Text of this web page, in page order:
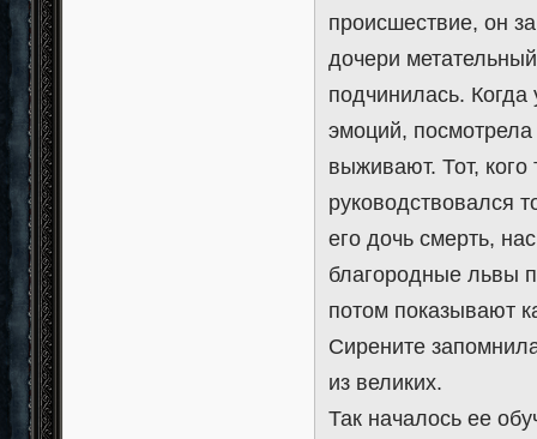
происшествие, он
дочери
подчинилась.
эмоций,
выживают. Тот,
руководствовался
его дочь смерть,
благородные львы
потом показывают
Сирените
из великих.
Так началось ее